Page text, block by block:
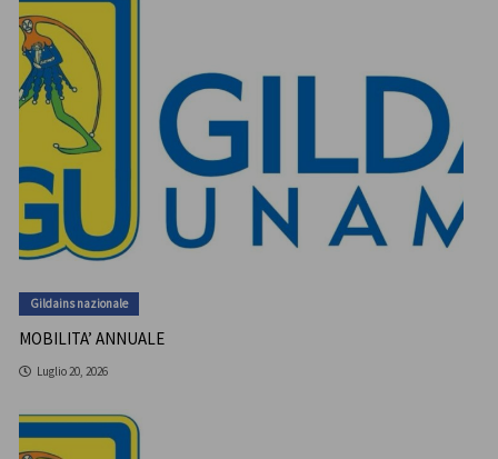
Gildains nazionale
MOBILITA’ ANNUALE
Luglio 20, 2026